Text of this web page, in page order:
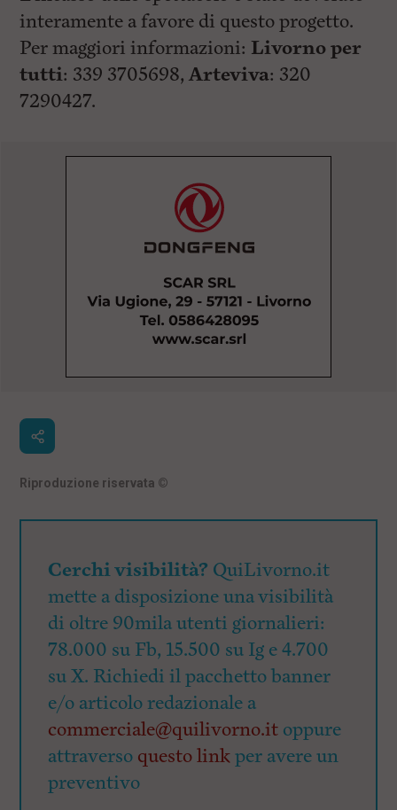
interamente a favore di questo progetto.
Per maggiori informazioni: Livorno per
tutti: 339 3705698,Arteviva: 320
7290427.
Riproduzione riservata ©
Cerchi visibilità? QuiLivorno.it
mette a disposizione una visibilità
di oltre 90mila utenti giornalieri:
78.000 su Fb, 15.500 su Ig e 4.700
su X. Richiedi il pacchetto banner
e/o articolo redazionale a
commerciale@quilivorno.it oppure
attraverso questo linkper avere un
preventivo